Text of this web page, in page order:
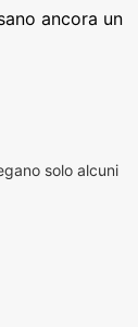
ancora un
solo alcuni